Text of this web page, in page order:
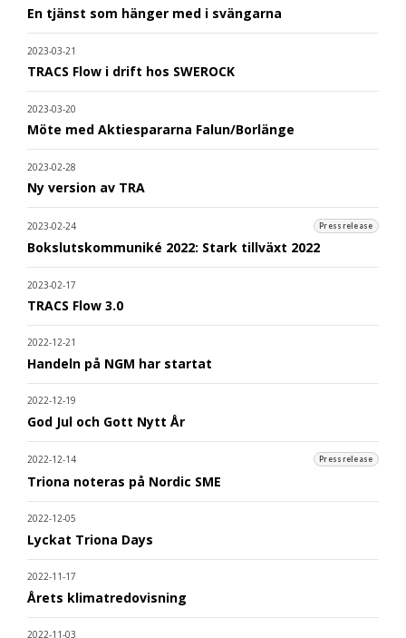
En tjänst som hänger med i svängarna
2023-03-21
TRACS Flow i drift hos SWEROCK
2023-03-20
Möte med Aktiespararna Falun/Borlänge
2023-02-28
Ny version av TRA
2023-02-24 Pressrelease
Bokslutskommuniké 2022: Stark tillväxt 2022
2023-02-17
TRACS Flow 3.0
2022-12-21
Handeln på NGM har startat
2022-12-19
God Jul och Gott Nytt År
2022-12-14 Pressrelease
Triona noteras på Nordic SME
2022-12-05
Lyckat Triona Days
2022-11-17
Årets klimatredovisning
2022-11-03